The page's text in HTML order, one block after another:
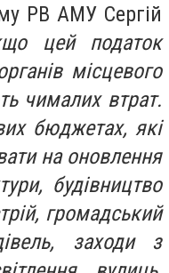
РВ АМУ Сергій
цей податок
місцевого
чималих втрат.
бюджетах, які
на оновлення
будівництво
громадський
заходи з